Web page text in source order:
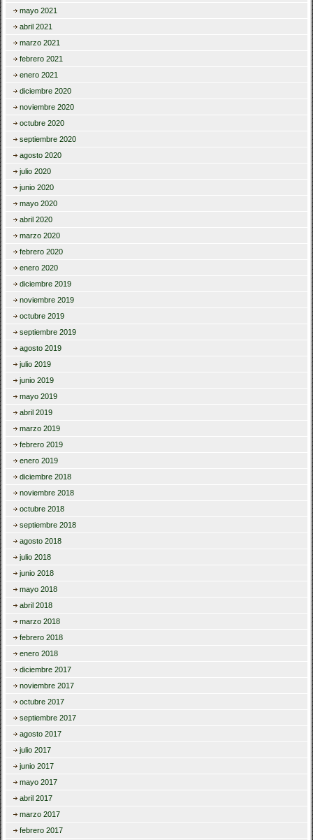
mayo 2021
abril 2021
marzo 2021
febrero 2021
enero 2021
diciembre 2020
noviembre 2020
octubre 2020
septiembre 2020
agosto 2020
julio 2020
junio 2020
mayo 2020
abril 2020
marzo 2020
febrero 2020
enero 2020
diciembre 2019
noviembre 2019
octubre 2019
septiembre 2019
agosto 2019
julio 2019
junio 2019
mayo 2019
abril 2019
marzo 2019
febrero 2019
enero 2019
diciembre 2018
noviembre 2018
octubre 2018
septiembre 2018
agosto 2018
julio 2018
junio 2018
mayo 2018
abril 2018
marzo 2018
febrero 2018
enero 2018
diciembre 2017
noviembre 2017
octubre 2017
septiembre 2017
agosto 2017
julio 2017
junio 2017
mayo 2017
abril 2017
marzo 2017
febrero 2017